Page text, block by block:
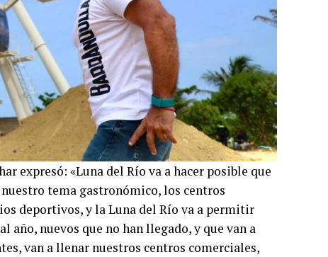
expresó: «Luna del Río va a hacer posible que
tema gastronómico, los centros
deportivos, y la Luna del Río va a permitir
año, nuevos que no han llegado, y que van a
van a llenar nuestros centros comerciales,